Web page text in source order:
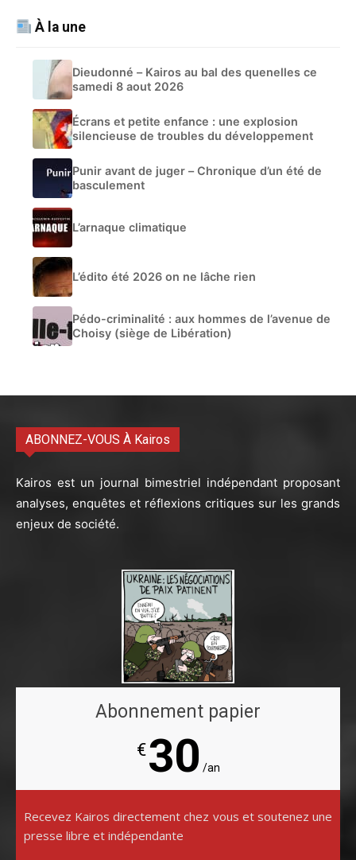
À la une
Dieudonné – Kairos au bal des quenelles ce
samedi 8 aout 2026
Écrans et petite enfance : une explosion
silencieuse de troubles du développement
Punir avant de juger – Chronique d’un été de
basculement
L’arnaque climatique
L’édito été 2026 on ne lâche rien
Pédo-criminalité : aux hommes de l’avenue de
Choisy (siège de Libération)
ABONNEZ-VOUS À Kairos
Kairos est un journal bimestriel indépendant proposant
analyses, enquêtes et réflexions critiques sur les grands
enjeux de société.
Abonnement papier
€30 /an
Recevez Kairos directement chez vous et soutenez une
presse libre et indépendante